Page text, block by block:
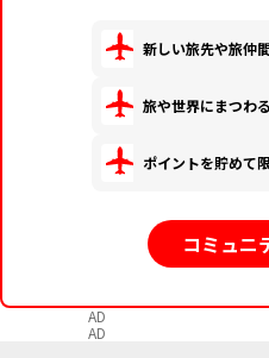
新しい旅先や旅仲
旅や世界にまつわ
ポイントを貯めて
コミュニ
AD
AD